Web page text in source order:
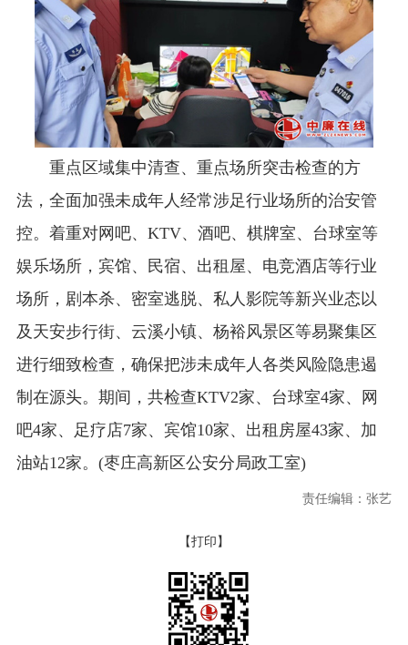
重点区域集中清查、重点场所突击检查的方
法，全面加强未成年人经常涉足行业场所的治安管
控。着重对网吧、KTV、酒吧、棋牌室、台球室等
娱乐场所，宾馆、民宿、出租屋、电竞酒店等行业
场所，剧本杀、密室逃脱、私人影院等新兴业态以
及天安步行街、云溪小镇、杨裕风景区等易聚集区
进行细致检查，确保把涉未成年人各类风险隐患遏
制在源头。期间，共检查KTV2家、台球室4家、网
吧4家、足疗店7家、宾馆10家、出租房屋43家、加
油站12家。(枣庄高新区公安分局政工室)
责任编辑：张艺
【打印】